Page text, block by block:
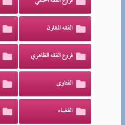
الفقه المقارن
فروع الفقه الظاهري
الفتاوى
القضاء